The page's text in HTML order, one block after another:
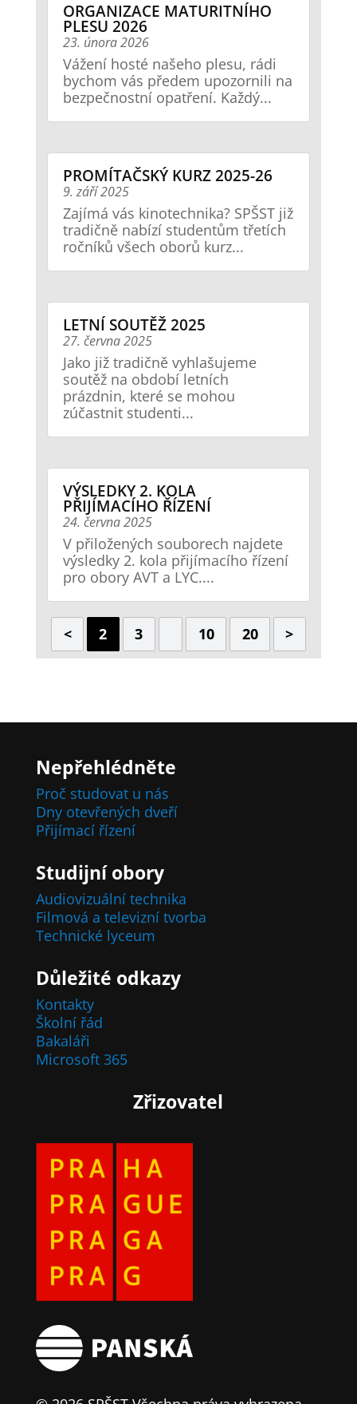
ORGANIZACE MATURITNÍHO
PLESU 2026
23. února 2026
Vážení hosté našeho plesu, rádi
bychom vás předem upozornili na
bezpečnostní opatření. Každý...
PROMÍTAČSKÝ KURZ 2025-26
9. září 2025
Zajímá vás kinotechnika? SPŠST již
tradičně nabízí studentům třetích
ročníků všech oborů kurz...
LETNÍ SOUTĚŽ 2025
27. června 2025
Jako již tradičně vyhlašujeme
soutěž na období letních
prázdnin, které se mohou
zúčastnit studenti...
VÝSLEDKY 2. KOLA
PŘIJÍMACÍHO ŘÍZENÍ
24. června 2025
V přiložených souborech najdete
výsledky 2. kola přijímacího řízení
pro obory AVT a LYC....
< 2 3 10 20 >
Nepřehlédněte
Proč studovat u nás
Dny otevřených dveří
Přijímací řízení
Studijní obory
Audiovizuální technika
Filmová a televizní tvorba
Technické lyceum
Důležité odkazy
Kontakty
Školní řád
Bakaláři
Microsoft 365
Zřizovatel